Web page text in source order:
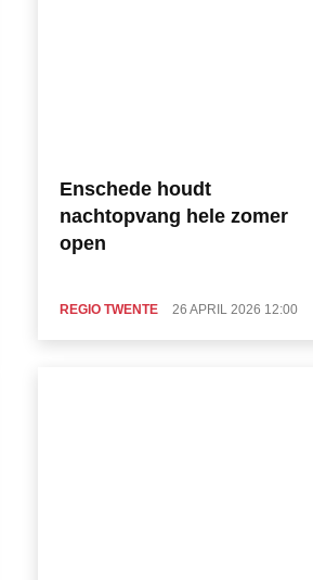
Enschede houdt
nachtopvang hele zomer
open
REGIO TWENTE 26 APRIL 2026 12:00